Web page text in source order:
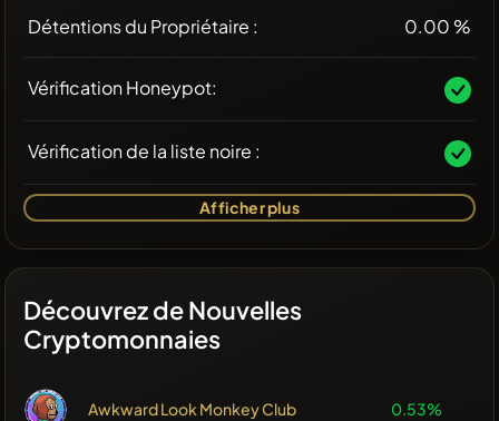
Détentions du Propriétaire : 0.00 %
Vérification Honeypot:
Vérification de la liste noire :
Afficher plus
Découvrez de Nouvelles
Cryptomonnaies
Awkward Look Monkey Club 0.53%